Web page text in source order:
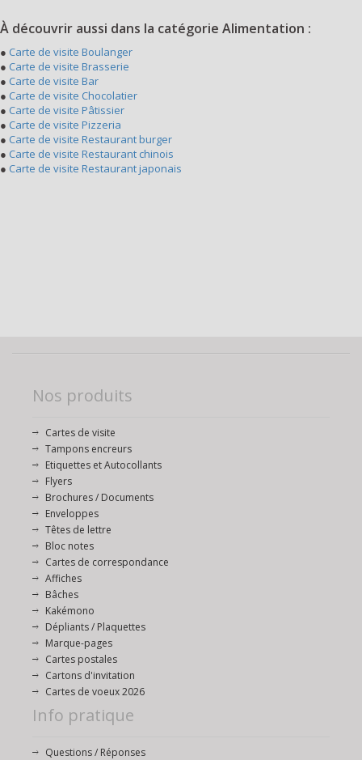
À découvrir aussi dans la catégorie Alimentation :
● Carte de visite Boulanger
● Carte de visite Brasserie
● Carte de visite Bar
● Carte de visite Chocolatier
● Carte de visite Pâtissier
● Carte de visite Pizzeria
● Carte de visite Restaurant burger
● Carte de visite Restaurant chinois
● Carte de visite Restaurant japonais
Nos produits
Cartes de visite
Tampons encreurs
Etiquettes et Autocollants
Flyers
Brochures / Documents
Enveloppes
Têtes de lettre
Bloc notes
Cartes de correspondance
Affiches
Bâches
Kakémono
Dépliants / Plaquettes
Marque-pages
Cartes postales
Cartons d'invitation
Cartes de voeux 2026
Info pratique
Questions / Réponses